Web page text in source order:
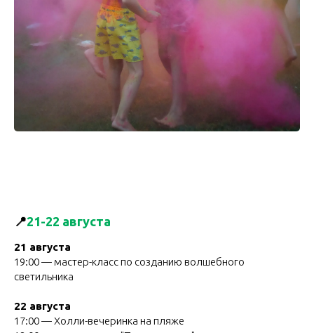
📍21-22 августа
21 августа
19:00 — мастер-класс по созданию волшебного
светильника
22 августа
17:00 — Холли-вечеринка на пляже